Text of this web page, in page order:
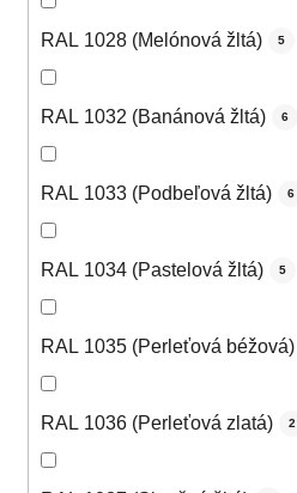
RAL 1028 (Melónová žltá) 5
RAL 1032 (Banánová žltá) 6
RAL 1033 (Podbeľová žltá) 6
RAL 1034 (Pastelová žltá) 5
RAL 1035 (Perleťová béžová)
RAL 1036 (Perleťová zlatá) 2